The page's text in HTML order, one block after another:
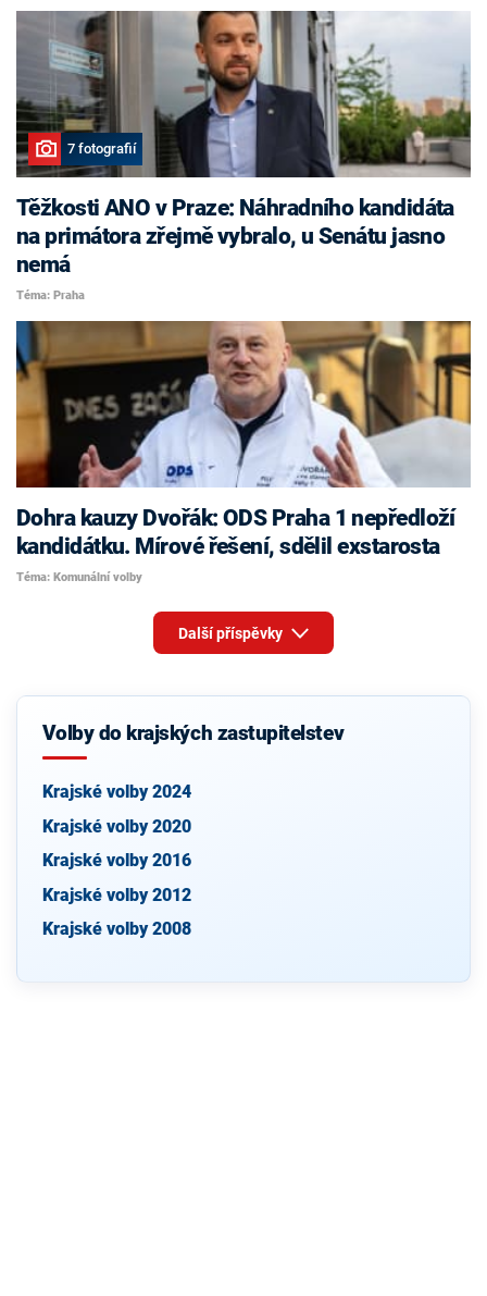
7 fotografií
Těžkosti ANO v Praze: Náhradního kandidáta
na primátora zřejmě vybralo, u Senátu jasno
nemá
Téma: Praha
Dohra kauzy Dvořák: ODS Praha 1 nepředloží
kandidátku. Mírové řešení, sdělil exstarosta
Téma: Komunální volby
Další příspěvky
Volby do krajských zastupitelstev
Krajské volby 2024
Krajské volby 2020
Krajské volby 2016
Krajské volby 2012
Krajské volby 2008